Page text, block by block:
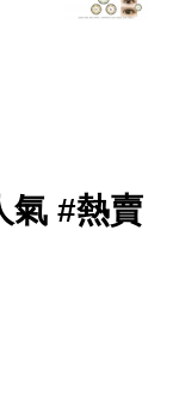
氣 #熱賣